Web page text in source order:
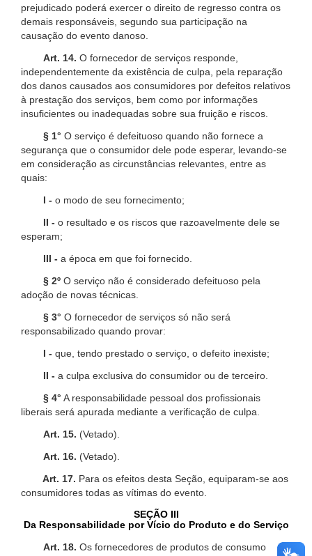
prejudicado poderá exercer o direito de regresso contra os
demais responsáveis, segundo sua participação na
causação do evento danoso.
Art. 14. O fornecedor de serviços responde,
independentemente da existência de culpa, pela reparação
dos danos causados aos consumidores por defeitos relativos
à prestação dos serviços, bem como por informações
insuficientes ou inadequadas sobre sua fruição e riscos.
§ 1° O serviço é defeituoso quando não fornece a
segurança que o consumidor dele pode esperar, levando-se
em consideração as circunstâncias relevantes, entre as
quais:
I - o modo de seu fornecimento;
II - o resultado e os riscos que razoavelmente dele se
esperam;
III - a época em que foi fornecido.
§ 2º O serviço não é considerado defeituoso pela
adoção de novas técnicas.
§ 3° O fornecedor de serviços só não será
responsabilizado quando provar:
I - que, tendo prestado o serviço, o defeito inexiste;
II - a culpa exclusiva do consumidor ou de terceiro.
§ 4° A responsabilidade pessoal dos profissionais
liberais será apurada mediante a verificação de culpa.
Art. 15. (Vetado).
Art. 16. (Vetado).
Art. 17. Para os efeitos desta Seção, equiparam-se aos
consumidores todas as vítimas do evento.
SEÇÃO III
Da Responsabilidade por Vício do Produto e do Serviço
Art. 18. Os fornecedores de produtos de consumo